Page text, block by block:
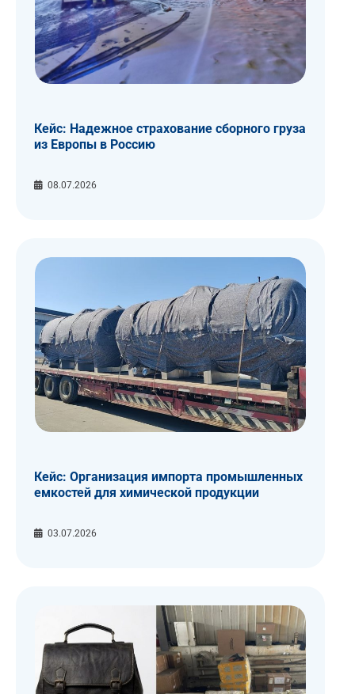
Кейс: Надежное страхование сборного груза
из Европы в Россию
08.07.2026
Кейс: Организация импорта промышленных
емкостей для химической продукции
03.07.2026